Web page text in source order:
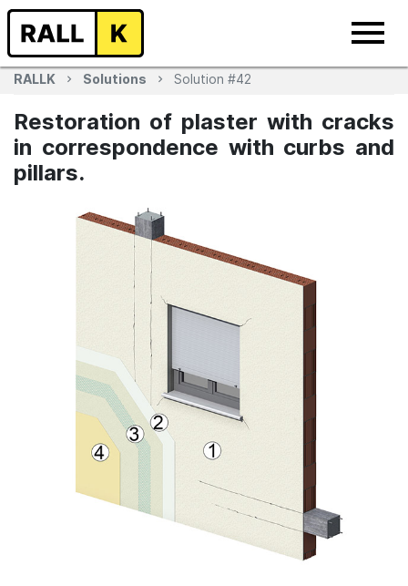
RALLK Solutions Solution #42
Restoration of plaster with cracks
in correspondence with curbs and
pillars.